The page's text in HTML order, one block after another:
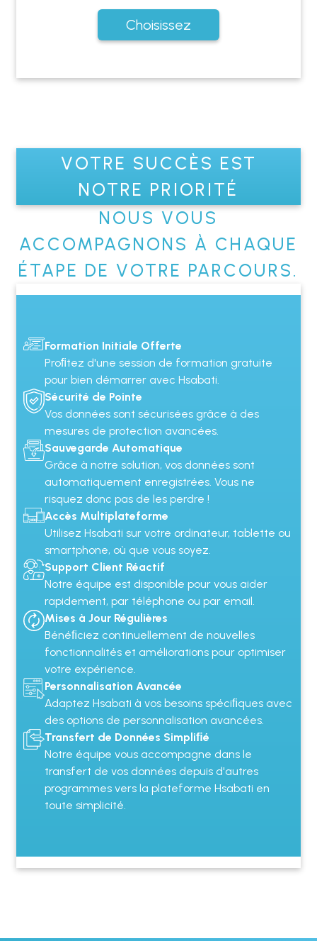
Choisissez
VOTRE SUCCÈS EST
NOTRE PRIORITÉ
NOUS VOUS
ACCOMPAGNONS À CHAQUE
ÉTAPE DE VOTRE PARCOURS.
Formation Initiale Offerte
Proﬁtez d'une session de formation gratuite
pour bien démarrer avec Hsabati.
Sécurité de Pointe
Vos données sont sécurisées grâce à des
mesures de protection avancées.
Sauvegarde Automatique
Grâce à notre solution, vos données sont
automatiquement enregistrées. Vous ne
risquez donc pas de les perdre !
Accès Multiplateforme
Utilisez Hsabati sur votre ordinateur, tablette ou
smartphone, où que vous soyez.
Support Client Réactif
Notre équipe est disponible pour vous aider
rapidement, par téléphone ou par email.
Mises à Jour Régulières
Bénéﬁciez continuellement de nouvelles
fonctionnalités et améliorations pour optimiser
votre expérience.
Personnalisation Avancée
Adaptez Hsabati à vos besoins spéciﬁques avec
des options de personnalisation avancées.
Transfert de Données Simpliﬁé
Notre équipe vous accompagne dans le
transfert de vos données depuis d'autres
programmes vers la plateforme Hsabati en
toute simplicité.